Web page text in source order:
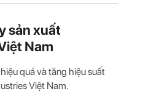
sản xuất
Nam
quả và tăng hiệu suất
Việt Nam.